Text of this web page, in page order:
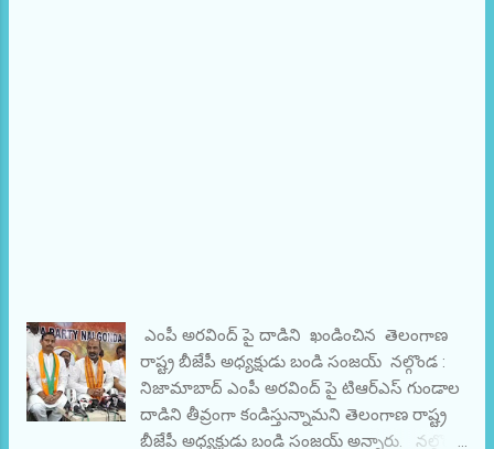
ఎంపీ అరవింద్ పై దాడిని ఖండించిన తెలంగాణ
రాష్ట్ర బీజేపీ అధ్యక్షుడు బండి సంజయ్ నల్గొండ :
నిజామాబాద్ ఎంపీ అరవింద్ పై టిఆర్ఎస్ గుండాల
దాడిని తీవ్రంగా కండిస్తున్నామని తెలంగాణ రాష్ట్ర
బీజేపీ అధ్యక్షుడు బండి సంజయ్ అన్నారు. నల్గొండ